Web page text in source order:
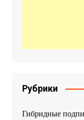
Рубрики
Гибридные